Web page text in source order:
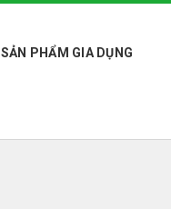
SẢN PHẨM GIA DỤNG